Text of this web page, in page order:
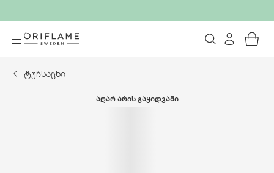
ტუჩსაცხი
ᲐᲦᲐᲠ ᲐᲠᲘᲡ ᲒᲐᲧᲘᲓᲕᲐᲨᲘ